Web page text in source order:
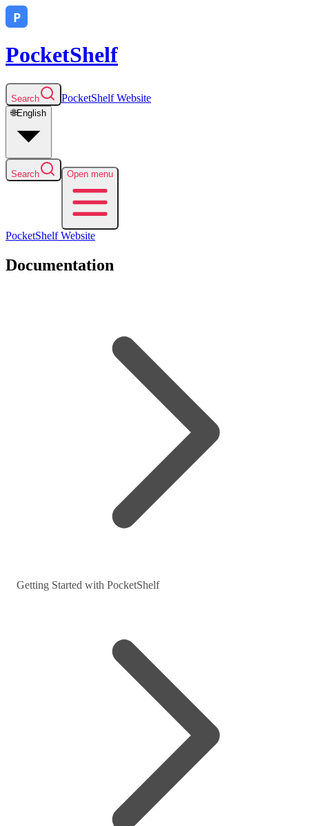
PocketShelf
Search PocketShelfWebsite
🌐English
Search Open menu
PocketShelfWebsite
Documentation
Getting Started with PocketShelf